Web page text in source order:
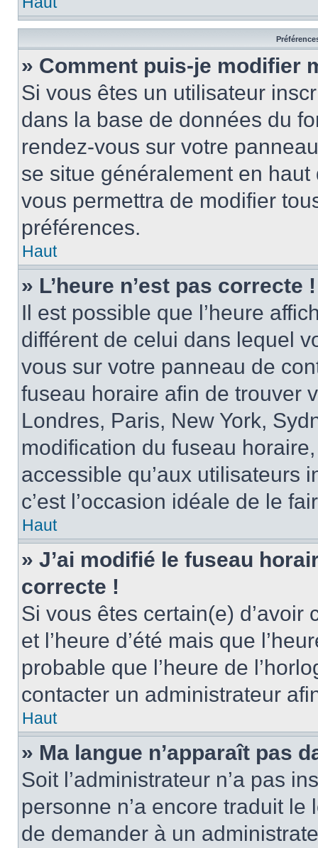
» Comment puis-je modifier
Si vous êtes un utilisateur
dans la base de données du
rendez-vous sur votre
se situe généralement en
vous permettra de modifier
préférences.
Haut
» L’heure n’est pas correcte !
Il est possible que l’heure
différent de celui dans lequel
vous sur votre panneau de
fuseau horaire afin de trouver
Londres, Paris, New York,
modification du fuseau
accessible qu’aux utilisateurs
c’est l’occasion idéale de le
Haut
» J’ai modifié le fuseau
correcte !
Si vous êtes certain(e)
et l’heure d’été mais que
probable que l’heure de
contacter un administrateur
Haut
» Ma langue n’apparaît pas
Soit l’administrateur n’a pas
personne n’a encore traduit
de demander à un